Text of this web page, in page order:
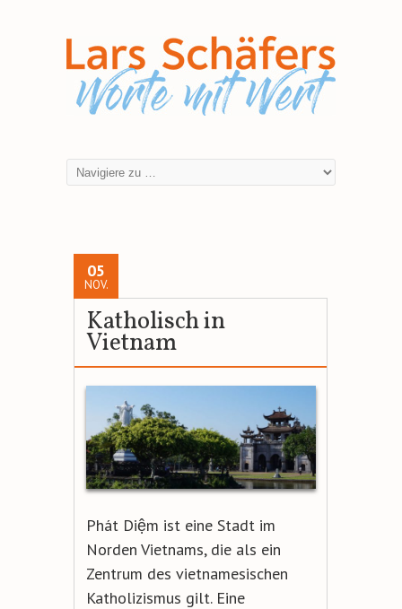
05
NOV.
Katholisch in
Vietnam
Phát Diệm ist eine Stadt im
Norden Vietnams, die als ein
Zentrum des vietnamesischen
Katholizismus gilt. Eine